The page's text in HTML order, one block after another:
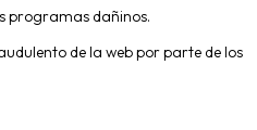
programas dañinos.
de la web por parte de los